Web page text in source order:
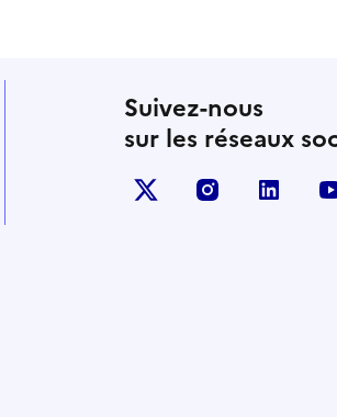
Suivez-nous
sur les réseaux
X (anciennement
instagram